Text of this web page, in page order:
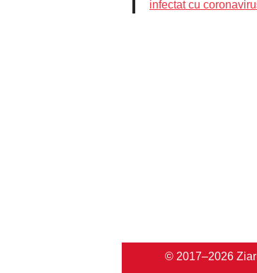
infectat cu
© 2017–2026